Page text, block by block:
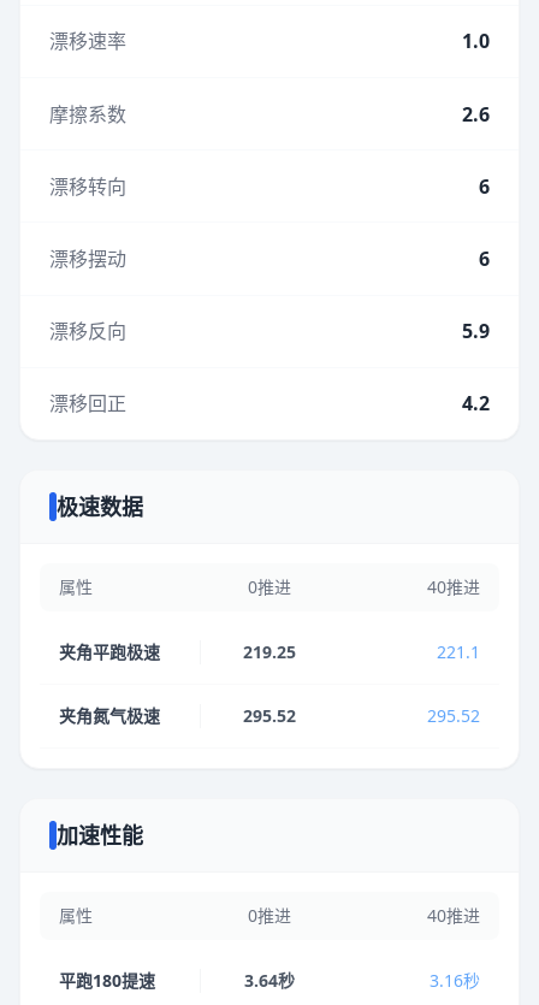
漂移速率 1.0
摩擦系数 2.6
漂移转向 6
漂移摆动 6
漂移反向 5.9
漂移回正 4.2
极速数据
属性 0推进 40推进
夹角平跑极速 219.25 221.1
夹角氮气极速 295.52 295.52
加速性能
属性 0推进 40推进
平跑180提速 3.64秒 3.16秒